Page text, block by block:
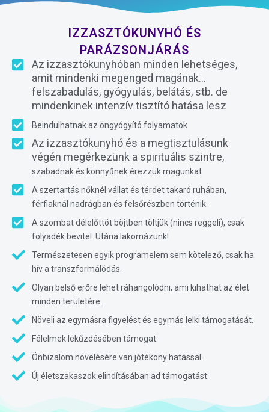
IZZASZTÓKUNYHÓ ÉS
PARÁZSONJÁRÁS
Az izzasztókunyhóban minden lehetséges,
amit mindenki megenged magának...
felszabadulás, gyógyulás, belátás, stb. de
mindenkinek intenzív tisztító hatása lesz
Beindulhatnak az öngyógyító folyamatok
Az izzasztókunyhó és a megtisztulásunk
végén megérkezünk a spirituális szintre,
szabadnak és könnyűnek érezzük magunkat
A szertartás nőknél vállat és térdet takaró ruhában,
férfiaknál nadrágban és felsőrészben történik.
A szombat délelőttöt böjtben töltjük (nincs reggeli), csak
folyadék bevitel. Utána lakomázunk!
Természetesen egyik programelem sem kötelező, csak ha
hív a transzformálódás.
Olyan belső erőre lehet ráhangolódni, ami kihathat az élet
minden területére.
Növeli az egymásra figyelést és egymás lelki támogatását.
Félelmek lekűzdésében támogat.
Önbizalom növelésére van jótékony hatással.
Új életszakaszok elindításában ad támogatást.